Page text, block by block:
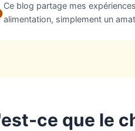
Ce blog partage mes
alimentation, simplement un
ce que le